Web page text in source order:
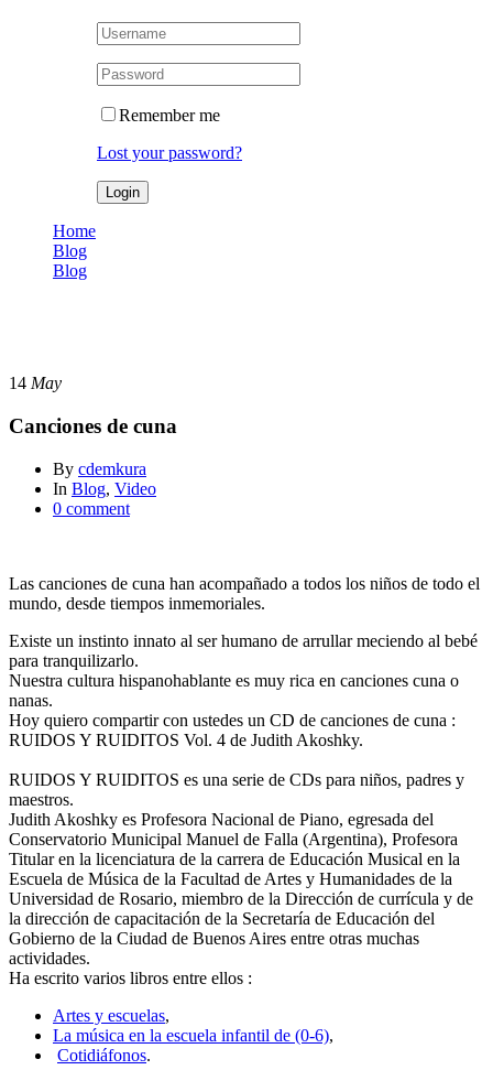
Remember me
Lost your password?
Home
Blog
Blog
14 May
Canciones de cuna
By cdemkura
In Blog, Video
0 comment
Las canciones de cuna han acompañado a todos los niños de todo el
mundo, desde tiempos inmemoriales.
Existe un instinto innato al ser humano de arrullar meciendo al bebé
para tranquilizarlo.
Nuestra cultura hispanohablante es muy rica en canciones cuna o
nanas.
Hoy quiero compartir con ustedes un CD de canciones de cuna :
RUIDOS Y RUIDITOS Vol. 4 de Judith Akoshky.
RUIDOS Y RUIDITOS es una serie de CDs para niños, padres y
maestros.
Judith Akoshky es Profesora Nacional de Piano, egresada del
Conservatorio Municipal Manuel de Falla (Argentina), Profesora
Titular en la licenciatura de la carrera de Educación Musical en la
Escuela de Música de la Facultad de Artes y Humanidades de la
Universidad de Rosario, miembro de la Dirección de currícula y de
la dirección de capacitación de la Secretaría de Educación del
Gobierno de la Ciudad de Buenos Aires entre otras muchas
actividades.
Ha escrito varios libros entre ellos :
Artes y escuelas,
La música en la escuela infantil de (0-6),
Cotidiáfonos.